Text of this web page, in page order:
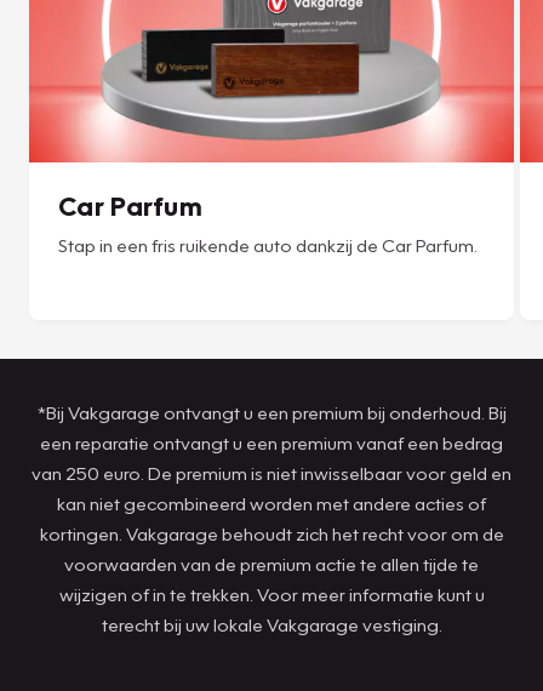
Car Parfum
Stap in een fris ruikende auto dankzij de Car Parfum.
*Bij Vakgarage ontvangt u een premium bij onderhoud. Bij
een reparatie ontvangt u een premium vanaf een bedrag
van 250 euro. De premium is niet inwisselbaar voor geld en
kan niet gecombineerd worden met andere acties of
kortingen. Vakgarage behoudt zich het recht voor om de
voorwaarden van de premium actie te allen tijde te
wijzigen of in te trekken. Voor meer informatie kunt u
terecht bij uw lokale Vakgarage vestiging.